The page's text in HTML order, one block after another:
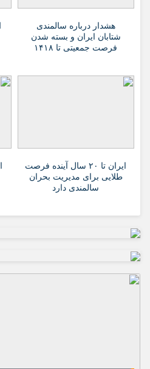
هشدار درباره سالمندی
شتابان ایران و بسته شدن
فرصت جمعیتی تا ۱۴۱۸
ایران تا ۲۰ سال آینده فرصت
طلایی برای مدیریت بحران
سالمندی دارد